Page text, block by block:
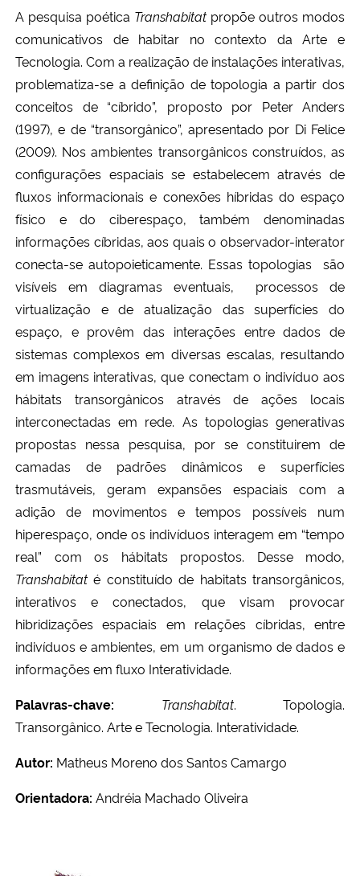
Ministério da Cidadania
Ministério da Saúde
Ministério da Ciência, Tecnologia, Inovações e Comunicações
Ministério do Meio Ambiente
Ministério do Turismo
Ministério do Desenvolvimento Regional
Controladoria-Geral da União
Ministério da Mulher, da Família e dos Direitos Humanos
Secretaria-Geral
Secretaria de Governo
Gabinete de Segurança Institucional
Planalto
A pesquisa poética Transhabitat propõe outros modos
comunicativos de habitar no contexto da Arte e
Tecnologia. Com a realização de instalações interativas,
problematiza-se a definição de topologia a partir dos
conceitos de “cíbrido”, proposto por Peter Anders
(1997), e de “transorgânico”, apresentado por Di Felice
(2009). Nos ambientes transorgânicos construídos, as
configurações espaciais se estabelecem através de
fluxos informacionais e conexões híbridas do espaço
físico e do ciberespaço, também denominadas
informações cíbridas, aos quais o observador-interator
conecta-se autopoieticamente. Essas topologias são
visíveis em diagramas eventuais, processos de
virtualização e de atualização das superfícies do
espaço, e provêm das interações entre dados de
sistemas complexos em diversas escalas, resultando
em imagens interativas, que conectam o indivíduo aos
hábitats transorgânicos através de ações locais
interconectadas em rede. As topologias generativas
propostas nessa pesquisa, por se constituirem de
camadas de padrões dinâmicos e superfícies
trasmutáveis, geram expansões espaciais com a
adição de movimentos e tempos possíveis num
hiperespaço, onde os indivíduos interagem em “tempo
real” com os hábitats propostos. Desse modo,
Transhabitat é constituído de habitats transorgânicos,
interativos e conectados, que visam provocar
hibridizações espaciais em relações cíbridas, entre
indivíduos e ambientes, em um organismo de dados e
informações em fluxo Interatividade.
Palavras-chave:
Transhabitat. Topologia.
Transorgânico. Arte e Tecnologia. Interatividade.
Autor: Matheus Moreno dos Santos Camargo
Orientadora: Andréia Machado Oliveira